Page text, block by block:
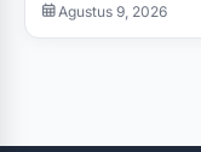
Agustus 9, 2026